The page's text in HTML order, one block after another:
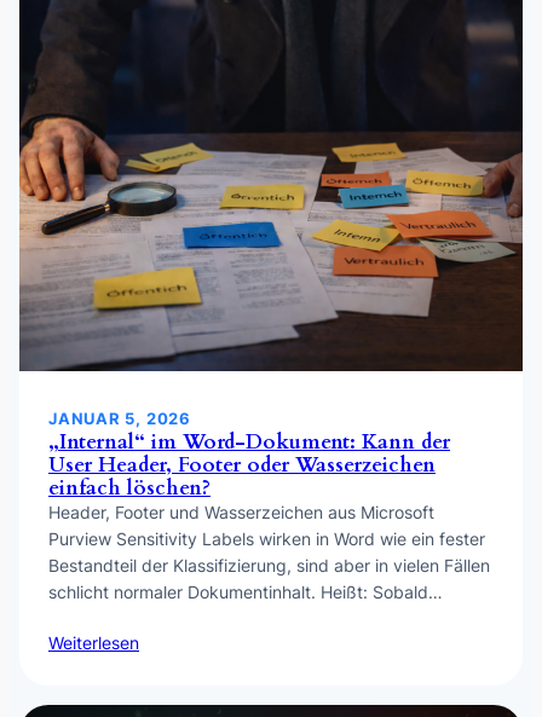
JANUAR 5, 2026
„Internal“ im Word-Dokument: Kann der
User Header, Footer oder Wasserzeichen
einfach löschen?
Header, Footer und Wasserzeichen aus Microsoft
Purview Sensitivity Labels wirken in Word wie ein fester
Bestandteil der Klassifizierung, sind aber in vielen Fällen
schlicht normaler Dokumentinhalt. Heißt: Sobald…
Weiterlesen